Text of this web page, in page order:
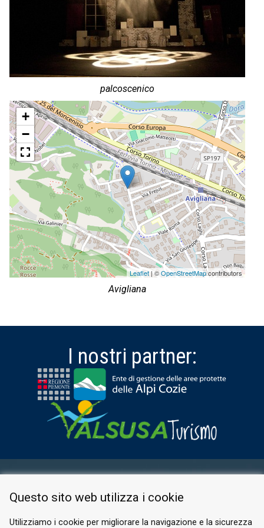
palcoscenico
+
−
Leaflet| ©OpenStreetMapcontributors
Avigliana
I nostri partner:
PRIVACY POLICY
Questo sito web utilizza i cookie
Utilizziamo i cookie per migliorare la navigazione e la sicurezza